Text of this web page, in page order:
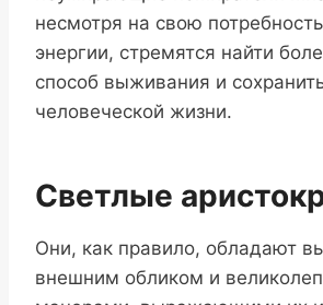
несмотря на свою
энергии, стремятся найти
способ выживания и
человеческой жизни.
Светлые
Они, как правило, обладают
внешним обликом и